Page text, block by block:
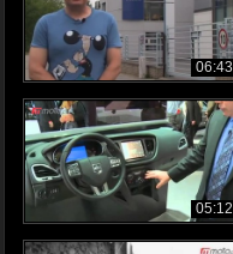
06:43
05:12